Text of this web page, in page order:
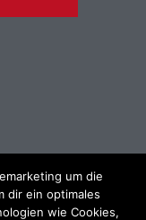
um die
dir ein optimales
wie Cookies,